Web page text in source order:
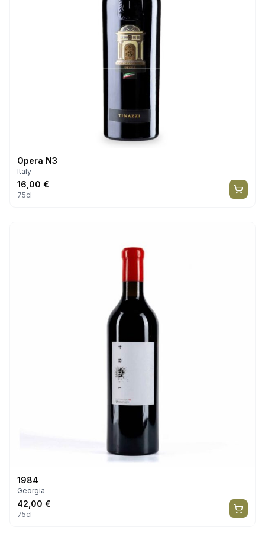
Opera N3
Italy
16,00 €
75cl
1984
Georgia
42,00 €
75cl